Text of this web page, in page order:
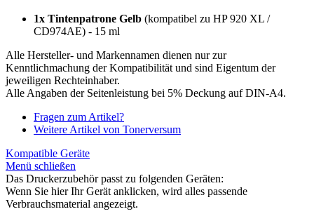
1x Tintenpatrone Gelb (kompatibel zu HP 920 XL /
CD974AE) - 15 ml
Alle Hersteller- und Markennamen dienen nur zur
Kenntlichmachung der Kompatibilität und sind Eigentum der
jeweiligen Rechteinhaber.
Alle Angaben der Seitenleistung bei 5% Deckung auf DIN-A4.
Fragen zum Artikel?
Weitere Artikel von Tonerversum
Kompatible Geräte
Menü schließen
Das Druckerzubehör passt zu folgenden Geräten:
Wenn Sie hier Ihr Gerät anklicken, wird alles passende
Verbrauchsmaterial angezeigt.